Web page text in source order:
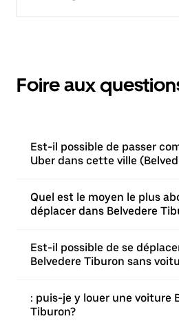
Foire aux
Est-il possible de passer
Uber dans cette ville
Quel est le moyen le plus
déplacer dans Belvedere
Est-il possible de se
Belvedere Tiburon sans
: puis-je y louer une voiture
Tiburon?